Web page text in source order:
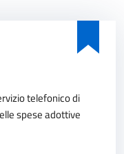
telefonico di
spese adottive